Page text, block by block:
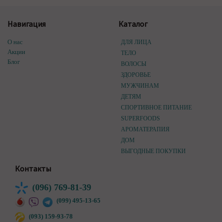
Навигация
О нас
Акции
Блог
Каталог
ДЛЯ ЛИЦА
ТЕЛО
ВОЛОСЫ
ЗДОРОВЬЕ
МУЖЧИНАМ
ДЕТЯМ
СПОРТИВНОЕ ПИТАНИЕ
SUPERFOODS
АРОМАТЕРАПИЯ
ДОМ
ВЫГОДНЫЕ ПОКУПКИ
Контакты
(096) 769-81-39
(099) 495-13-65
(093) 159-93-78